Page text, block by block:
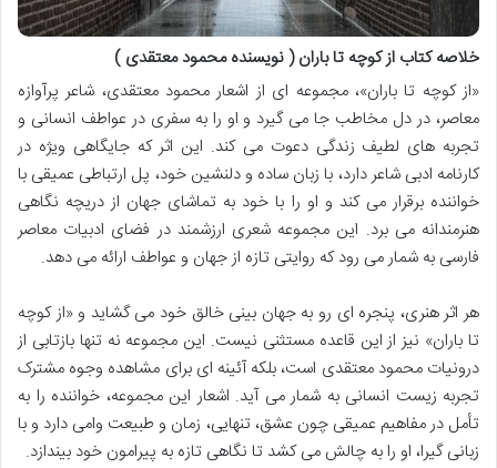
خلاصه کتاب از کوچه تا باران ( نویسنده محمود معتقدی )
«از کوچه تا باران»، مجموعه ای از اشعار محمود معتقدی، شاعر پرآوازه
معاصر، در دل مخاطب جا می گیرد و او را به سفری در عواطف انسانی و
تجربه های لطیف زندگی دعوت می کند. این اثر که جایگاهی ویژه در
کارنامه ادبی شاعر دارد، با زبان ساده و دلنشین خود، پل ارتباطی عمیقی با
خواننده برقرار می کند و او را با خود به تماشای جهان از دریچه نگاهی
هنرمندانه می برد. این مجموعه شعری ارزشمند در فضای ادبیات معاصر
فارسی به شمار می رود که روایتی تازه از جهان و عواطف ارائه می دهد.
هر اثر هنری، پنجره ای رو به جهان بینی خالق خود می گشاید و «از کوچه
تا باران» نیز از این قاعده مستثنی نیست. این مجموعه نه تنها بازتابی از
درونیات محمود معتقدی است، بلکه آئینه ای برای مشاهده وجوه مشترک
تجربه زیست انسانی به شمار می آید. اشعار این مجموعه، خواننده را به
تأمل در مفاهیم عمیقی چون عشق، تنهایی، زمان و طبیعت وامی دارد و با
زبانی گیرا، او را به چالش می کشد تا نگاهی تازه به پیرامون خود بیندازد.